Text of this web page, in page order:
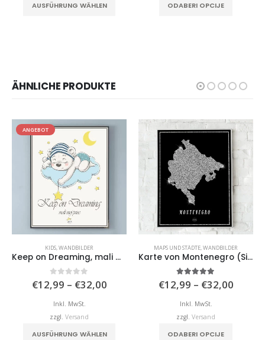
AUSFÜHRUNG WÄHLEN ODABERI OPCIJE
ÄHNLICHE PRODUKTE
MAPS UND STÄDTE,WANDBILDER
5.00 von 5
€12,99 – €32,00Preisspanne:
Inkl. MwSt.
zzgl. Versand
ODABERI OPCIJE
ANGEBOT
KÜCHE,LIEBE,MAPS UND STÄDTE,WANDBILDER
Bosnian Roots
0von 5
€12,99 – €32,00
Inkl. MwSt.
zzgl. Versand
AUSFÜHRUNG WÄHLEN